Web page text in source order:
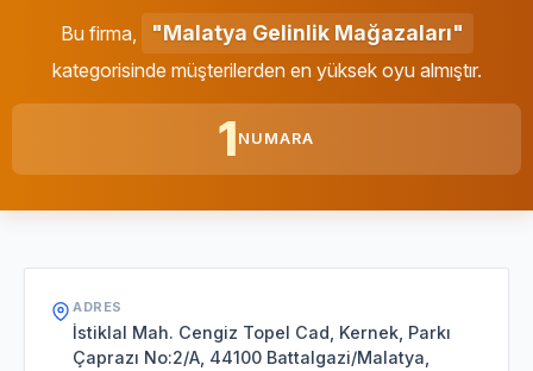
Bu firma, "Malatya Gelinlik Mağazaları"
kategorisinde müşterilerden en yüksek oyu almıştır.
1 NUMARA
ADRES
İstiklal Mah. Cengiz Topel Cad, Kernek, Parkı
Çaprazı No:2/A, 44100 Battalgazi/Malatya,